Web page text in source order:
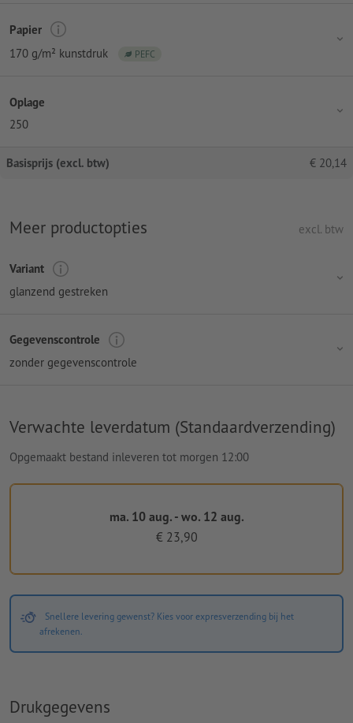
Papier
170 g/m² kunstdruk
PEFC
Oplage
250
Basisprijs (excl. btw) € 20,14
Meer productopties excl. btw
Variant
glanzend gestreken
Gegevenscontrole
zonder gegevenscontrole
Verwachte leverdatum (Standaardverzending)
Opgemaakt bestand inleveren tot morgen 12:00
ma. 10 aug. - wo. 12 aug.
€ 23,90
Snellere levering gewenst? Kies voor expresverzending bij het
afrekenen.
Drukgegevens